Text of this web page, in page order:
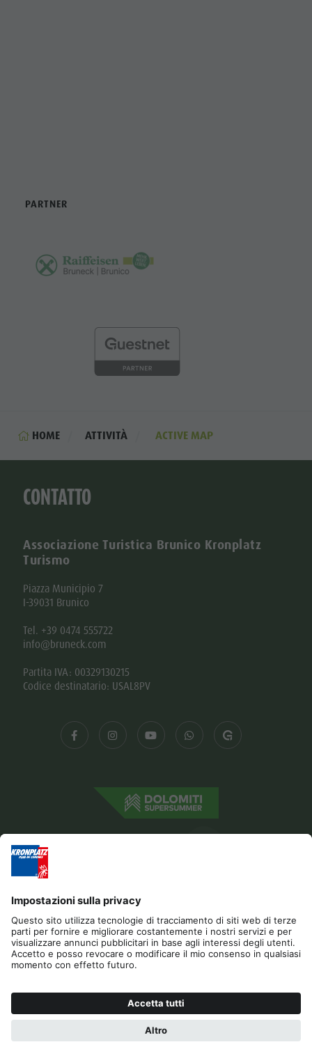
PARTNER
HOME ATTIVITÀ ACTIVE MAP
CONTATTO
Associazione Turistica Brunico Kronplatz
Turismo
Piazza Municipio 7
I-39031 Brunico
Tel. +39 0474 555722
info@bruneck.com
Partita IVA: 00329130215
Codice destinatario: USAL8PV
Editoria Privacy Dichiarazione di accessibilità